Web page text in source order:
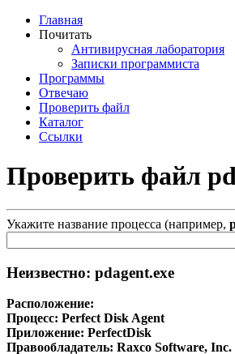
Главная
Почитать
Антивирусная лаборатория
Записки программиста
Программы
Отвечаю
Проверить файл
Каталог
Ссылки
Проверить файл
Укажите название процесса (например,
Неизвестно: pdagent.exe
Расположение:
Процесс: Perfect Disk Agent
Приложение: PerfectDisk
Правообладатель: Raxco Software, Inc.